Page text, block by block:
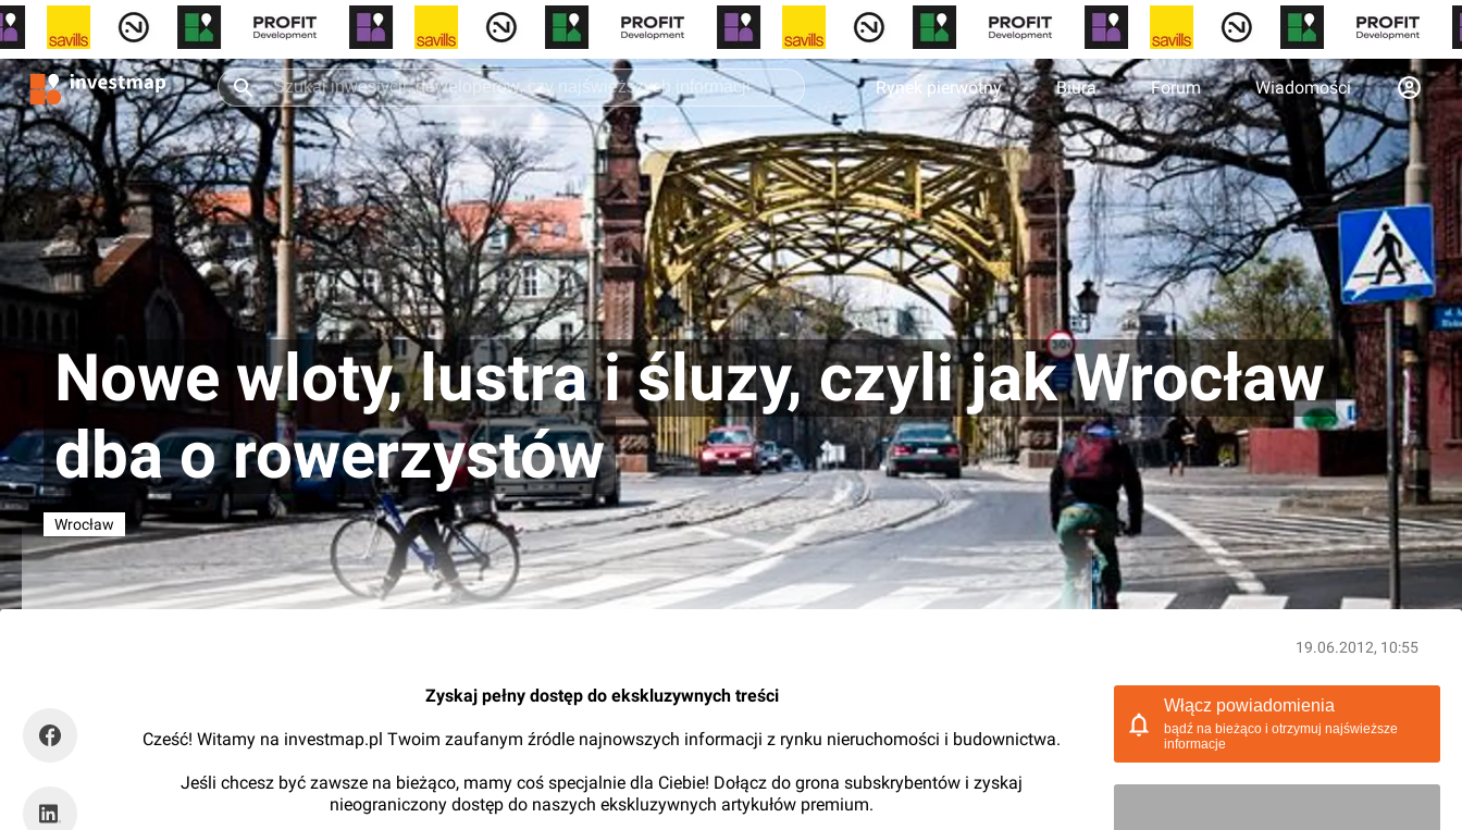
Rynek pierwotny Biura Forum Wiadomości
Nowe wloty, lustra i śluzy, czyli jak Wrocław
dba o rowerzystów
Wrocław
19.06.2012, 10:55
Zyskaj pełny dostęp do ekskluzywnych treści
Cześć! Witamy na investmap.pl Twoim zaufanym źródle najnowszych informacji z rynku nieruchomości i budownictwa.
Jeśli chcesz być zawsze na bieżąco, mamy coś specjalnie dla Ciebie! Dołącz do grona subskrybentów i zyskaj
nieograniczony dostęp do naszych ekskluzywnych artykułów premium.
Włącz powiadomienia
bądź na bieżąco i otrzymuj najświeższe
informacje